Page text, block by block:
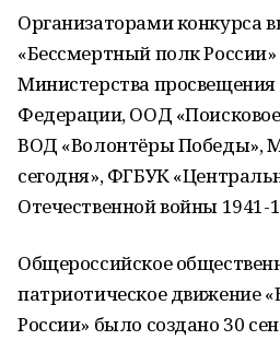
Организаторами конкурса
«Бессмертный полк
Министерства просвещения
Федерации, ООД
ВОД «Волонтёры Победы»,
сегодня», ФГБУК
Отечественной войны 1941-
Общероссийское
патриотическое движение
России» было создано 30